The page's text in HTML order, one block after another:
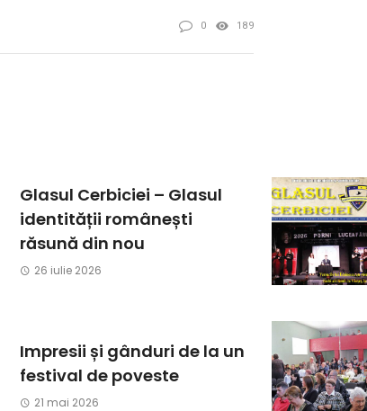
0 189
Glasul Cerbiciei – Glasul
identității românești
răsună din nou
26 iulie 2026
Impresii și gânduri de la un
festival de poveste
21 mai 2026